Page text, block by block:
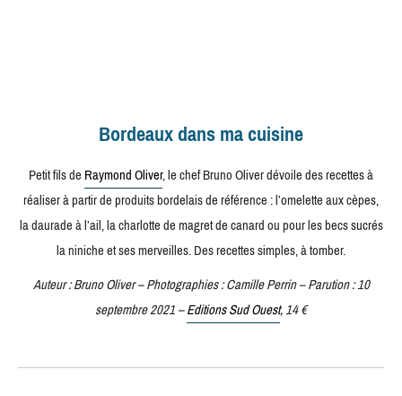
Bordeaux dans ma cuisine
Petit fils deRaymond Oliver, le chef Bruno Oliver dévoile des recettes à
réaliser à partir de produits bordelais de référence : l’omelette aux cèpes,
la daurade à l’ail, la charlotte de magret de canard ou pour les becs sucrés
la niniche et ses merveilles. Des recettes simples, à tomber.
Auteur : Bruno Oliver – Photographies : Camille Perrin – Parution : 10
septembre 2021 –Editions Sud Ouest, 14 €